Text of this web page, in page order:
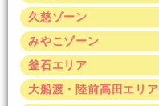
久慈ゾーン
みやこゾーン
釜石エリア
大船渡・陸前高田エリア